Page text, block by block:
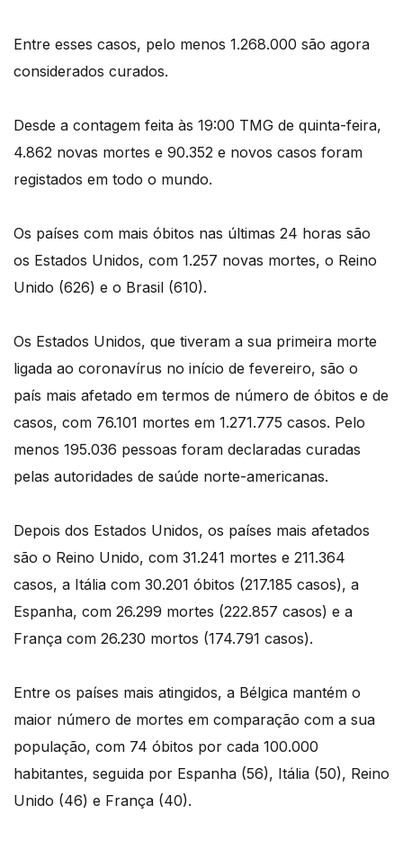
Entre esses casos, pelo menos 1.268.000 são agora
considerados curados.
Desde a contagem feita às 19:00 TMG de quinta-feira,
4.862 novas mortes e 90.352 e novos casos foram
registados em todo o mundo.
Os países com mais óbitos nas últimas 24 horas são
os Estados Unidos, com 1.257 novas mortes, o Reino
Unido (626) e o Brasil (610).
Os Estados Unidos, que tiveram a sua primeira morte
ligada ao coronavírus no início de fevereiro, são o
país mais afetado em termos de número de óbitos e de
casos, com 76.101 mortes em 1.271.775 casos. Pelo
menos 195.036 pessoas foram declaradas curadas
pelas autoridades de saúde norte-americanas.
Depois dos Estados Unidos, os países mais afetados
são o Reino Unido, com 31.241 mortes e 211.364
casos, a Itália com 30.201 óbitos (217.185 casos), a
Espanha, com 26.299 mortes (222.857 casos) e a
França com 26.230 mortos (174.791 casos).
Entre os países mais atingidos, a Bélgica mantém o
maior número de mortes em comparação com a sua
população, com 74 óbitos por cada 100.000
habitantes, seguida por Espanha (56), Itália (50), Reino
Unido (46) e França (40).